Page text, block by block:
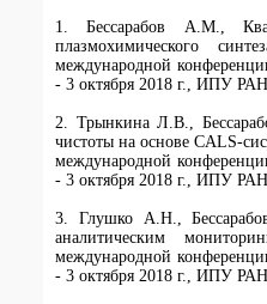
1. Бессарабов А.М.,
плазмохимического
международной
- 3 октября 2018 г., ИПУ
2. Трынкина Л.В.,
чистоты на основе CALS-
международной
- 3 октября 2018 г., ИПУ
3. Глушко А.Н.,
аналитическим
международной
- 3 октября 2018 г., ИПУ